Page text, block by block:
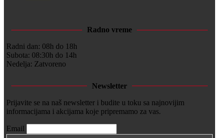
Radno vreme
Radni dan: 08h do 18h
Subota: 08:30h do 14h
Nedelja: Zatvoreno
Newsletter
Prijavite se na naš newsletter i budite u toku sa najnovijim
informacijama i akcijama koje pripremamo za vas.
Email